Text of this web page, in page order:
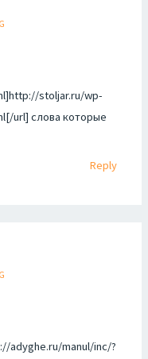
stoljar.ru/wp-
url] слова которые
Reply
adyghe.ru/manul/inc/?